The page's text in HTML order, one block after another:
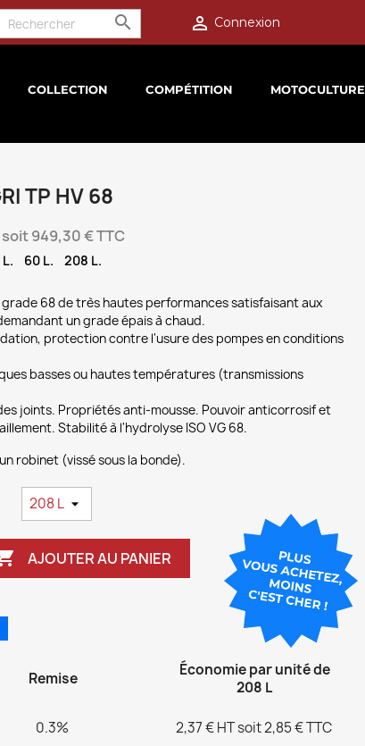
 Connexion

COLLECTION COMPÉTITION MOTOCULTURE
TP HV 68
soit 949,30 € TTC
L. 60 L. 208 L.
grade 68 de très hautes performances satisfaisant aux
un grade épais à chaud.
protection contre l'usure des pompes en conditions
basses ou hautes températures (transmissions
joints. Propriétés anti-mousse. Pouvoir anticorrosif et
Stabilité à l'hydrolyse ISO VG 68.
robinet (vissé sous la bonde).
AJOUTER AU PANIER
Remise
Économie par unité de
208 L
0.3%
2,37 € HT soit 2,85 € TTC